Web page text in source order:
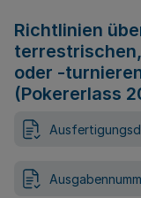
Richtlinien
oder -
(Pokererlass